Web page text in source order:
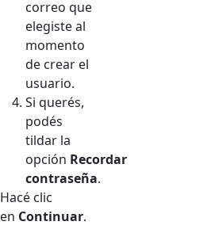
correo que
elegiste al
momento
de crear el
usuario.
Si querés,
podés
tildar la
opción Recordar
contraseña.
Hacé clic
en Continuar.